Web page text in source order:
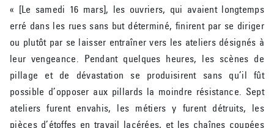
« [Le samedi 16 mars], les ouvriers, qui avaient longtemps
erré dans les rues sans but déterminé, finirent par se diriger
ou plutôt par se laisser entraîner vers les ateliers désignés à
leur vengeance. Pendant quelques heures, les scènes de
pillage et de dévastation se produisirent sans qu’il fût
possible d’opposer aux pillards la moindre résistance. Sept
ateliers furent envahis, les métiers y furent détruits, les
pièces d’étoffes en travail lacérées, et les chaînes coupées